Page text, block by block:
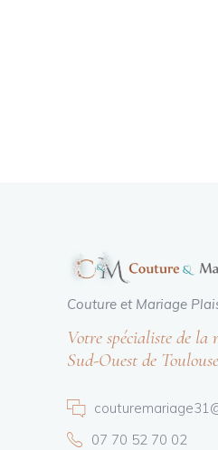
Couture et Mariage
Votre spécialiste de la
Sud-Ouest de Toulouse
07 70 52 70 02